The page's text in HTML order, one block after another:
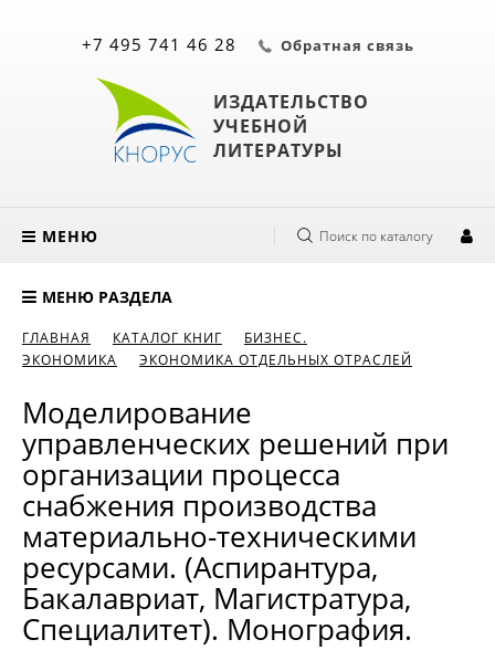
ИЗДАТЕЛЬСТВО
УЧЕБНОЙ
ЛИТЕРАТУРЫ
+7 495 741 46 28 Обратная связь
МЕНЮ Поиск по каталогу
МЕНЮ РАЗДЕЛА
ГЛАВНАЯ КАТАЛОГ КНИГ
БИЗНЕС.
ЭКОНОМИКА
ЭКОНОМИКА ОТДЕЛЬНЫХ ОТРАСЛЕЙ
Моделирование
управленческих решений при
организации процесса
снабжения производства
материально-техническими
ресурсами. (Аспирантура,
Бакалавриат, Магистратура,
Специалитет). Монография.